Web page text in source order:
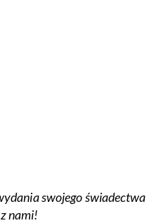
swojego świadectwa
nami!